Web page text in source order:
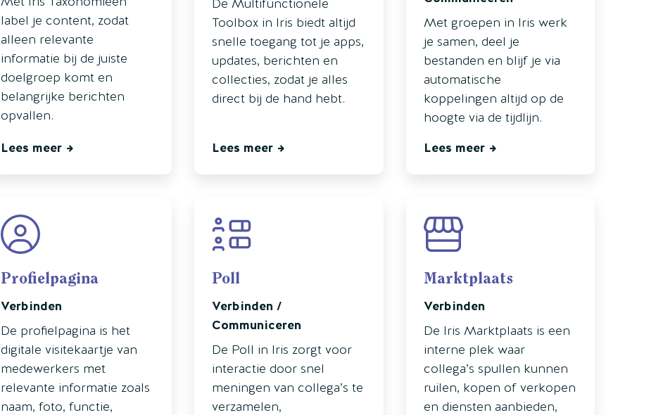
label je content, zodat
alleen relevante
informatie bij de juiste
doelgroep komt en
belangrijke berichten
opvallen.
Lees meer
Toolbox in Iris biedt altijd
snelle toegang tot je apps,
updates, berichten en
collecties, zodat je alles
direct bij de hand hebt.
Lees meer
Met groepen in Iris werk
je samen, deel je
bestanden en blijf je via
automatische
koppelingen altijd op de
hoogte via de tijdlijn.
Lees meer
Profielpagina
Verbinden
De profielpagina is het
digitale visitekaartje van
medewerkers met
relevante informatie zoals
naam, foto, functie,
Poll
Verbinden /
Communiceren
De Poll in Iris zorgt voor
interactie door snel
meningen van collega’s te
verzamelen,
Marktplaats
Verbinden
De Iris Marktplaats is een
interne plek waar
collega’s spullen kunnen
ruilen, kopen of verkopen
en diensten aanbieden,